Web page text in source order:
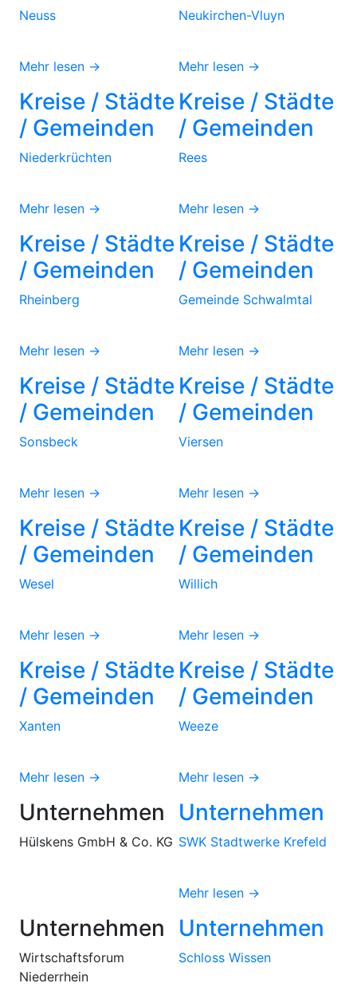
Neuss
Mehr lesen →
Neukirchen-Vluyn
Mehr lesen →
Kreise / Städte
/ Gemeinden
Niederkrüchten
Mehr lesen →
Kreise / Städte
/ Gemeinden
Rees
Mehr lesen →
Kreise / Städte
/ Gemeinden
Rheinberg
Mehr lesen →
Kreise / Städte
/ Gemeinden
Gemeinde Schwalmtal
Mehr lesen →
Kreise / Städte
/ Gemeinden
Sonsbeck
Mehr lesen →
Kreise / Städte
/ Gemeinden
Viersen
Mehr lesen →
Kreise / Städte
/ Gemeinden
Wesel
Mehr lesen →
Kreise / Städte
/ Gemeinden
Willich
Mehr lesen →
Kreise / Städte
/ Gemeinden
Xanten
Mehr lesen →
Kreise / Städte
/ Gemeinden
Weeze
Mehr lesen →
Unternehmen
Hülskens GmbH & Co. KG
Unternehmen
SWK Stadtwerke Krefeld
Mehr lesen →
Unternehmen
Wirtschaftsforum
Niederrhein
Unternehmen
Schloss Wissen